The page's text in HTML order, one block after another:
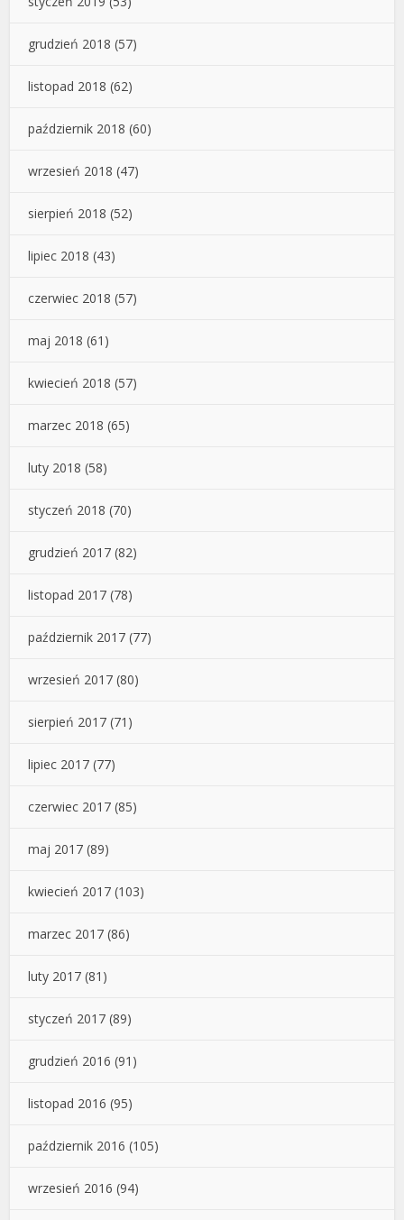
grudzień 2018 (57)
listopad 2018 (62)
październik 2018 (60)
wrzesień 2018 (47)
sierpień 2018 (52)
lipiec 2018 (43)
czerwiec 2018 (57)
maj 2018 (61)
kwiecień 2018 (57)
marzec 2018 (65)
luty 2018 (58)
styczeń 2018 (70)
grudzień 2017 (82)
listopad 2017 (78)
październik 2017 (77)
wrzesień 2017 (80)
sierpień 2017 (71)
lipiec 2017 (77)
czerwiec 2017 (85)
maj 2017 (89)
kwiecień 2017 (103)
marzec 2017 (86)
luty 2017 (81)
styczeń 2017 (89)
grudzień 2016 (91)
listopad 2016 (95)
październik 2016 (105)
wrzesień 2016 (94)